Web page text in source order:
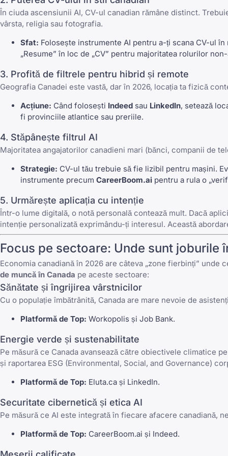
În ciuda ascensiunii AI, CV-ul canadian rămâne distinct.
vârsta, religia sau fotografia.
Sfat: Folosește instrumente AI pentru a-ți scana CV-ul
„Resume” în loc de „CV” pentru majoritatea rolurilor
3. Profită de filtrele pentru hibrid și remote
Geografia Canadei este vastă, dar în 2026, locația ta fizică
Acțiune: Când folosești Indeed sau LinkedIn, setează
fi provinciile atlantice sau preriile.
4. Stăpânește filtrul AI
Majoritatea angajatorilor canadieni mari (bănci, companii de
Strategie: CV-ul tău trebuie să fie lizibil pentru mașini.
instrumente precum CareerBoom.ai pentru a rula o
5. Urmărește aplicația cu intenție
Într-o lume digitală, o notă personală contează mult. Dacă
intenție personalizată exprimându-ți interesul. Această
Focus pe sectoare: Unde sunt joburile
Economia canadiană în 2026 are câteva „zone fierbinți”
de muncă în Canada pe aceste sectoare:
Sănătate și îngrijirea vârstnicilor
Cu o populație îmbătrânită, Canada are mare nevoie de
Platformă de Top: Workopolis și Job Bank.
Energie verde și sustenabilitate
Pe măsură ce Canada avansează către obiectivele climatice
și raportarea ESG (Environmental, Social, and Governance)
Platformă de Top: Eluta.ca și LinkedIn.
Securitate cibernetică și etica AI
Pe măsură ce AI este integrată în fiecare afacere canadiană,
Platformă de Top: CareerBoom.ai și Indeed.